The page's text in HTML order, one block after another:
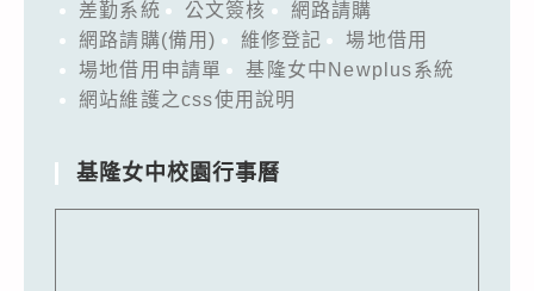
差勤系統 公文簽核
網路請購
網路請購(備用)
維修登記
場地借用
場地借用申請單
基隆女中Newplus系統
網站維護之css使用說明
基隆女中校園行事曆